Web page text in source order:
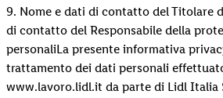
9. Nome e dati di contatto del Titolare
di contatto del Responsabile della
personaliLa presente informativa
trattamento dei dati personali
www.lavoro.lidl.it da parte di Lidl Italia